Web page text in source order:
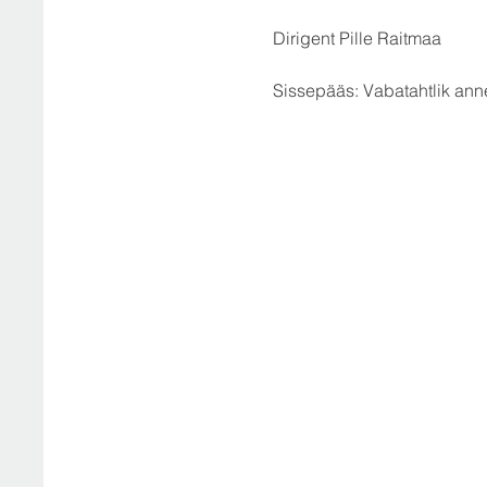
Dirigent Pille Raitmaa
Sissepääs: Vabatahtlik